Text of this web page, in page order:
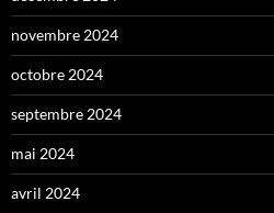
novembre 2024
octobre 2024
septembre 2024
mai 2024
avril 2024